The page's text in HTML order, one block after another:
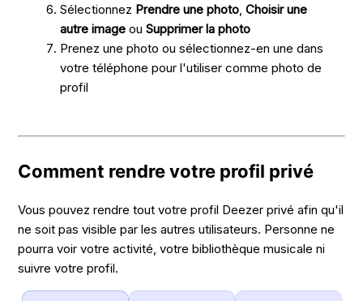
Sélectionnez Prendre une photo ,Choisir une
autre image ouSupprimer la photo
Prenez une photo ou sélectionnez-en une dans
votre téléphone pour l'utiliser comme photo de
profil
Comment rendre votre profil privé
Vous pouvez rendre tout votre profil Deezer privé afin qu'il
ne soit pas visible par les autres utilisateurs. Personne ne
pourra voir votre activité, votre bibliothèque musicale ni
suivre votre profil.